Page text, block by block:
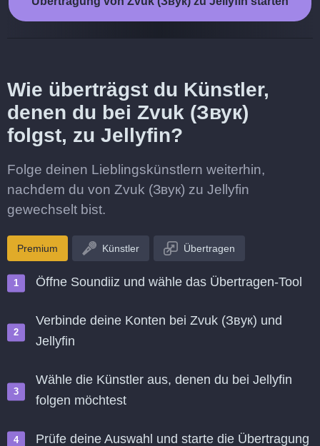
Wie überträgst du Künstler,
denen du bei Zvuk (Звук)
folgst, zu Jellyfin?
Folge deinen Lieblingskünstlern weiterhin,
nachdem du von Zvuk (Звук) zu Jellyfin
gewechselt bist.
Premium Künstler Übertragen
Öffne Soundiiz und wähle das Übertragen-Tool
Verbinde deine Konten bei Zvuk (Звук) und
Jellyfin
Wähle die Künstler aus, denen du bei Jellyfin
folgen möchtest
Prüfe deine Auswahl und starte die Übertragung